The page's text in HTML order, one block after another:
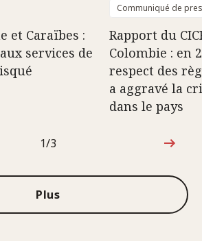
et Caraïbes :
services de
Communiqué de
Rapport du
Colombie : en
respect des
a aggravé la
dans le pays
1sur3
1/3
Plus